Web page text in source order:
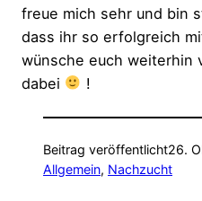
freue mich sehr und bin
dass ihr so erfolgreich
wünsche euch weiterhin
dabei
!
Beitrag veröffentlicht26.
Allgemein, Nachzucht